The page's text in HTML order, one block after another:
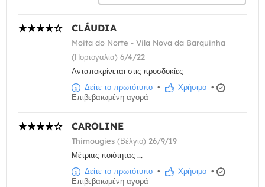
CLÁUDIA
Moita do Norte - Vila Nova da Barquinha
(Πορτογαλία) 6/4/22
Ανταποκρίνεται στις προσδοκίες
Δείτε το πρωτότυπο • Χρήσιμο •
Επιβεβαιωμένη αγορά
CAROLINE
Thimougies (Βέλγιο) 26/9/19
Μέτριας ποιότητας ...
Δείτε το πρωτότυπο • Χρήσιμο •
Επιβεβαιωμένη αγορά